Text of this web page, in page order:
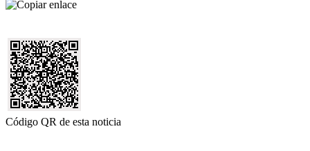
Código QR de esta noticia